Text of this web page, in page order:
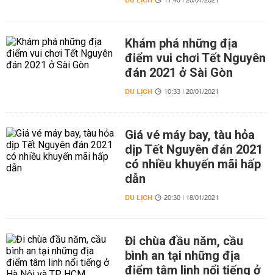
Khám phá những địa
điểm vui chơi Tết Nguyên
đán 2021 ở Sài Gòn
DU LỊCH 10:33 | 20/01/2021
Giá vé máy bay, tàu hỏa
dịp Tết Nguyên đán 2021
có nhiều khuyến mãi hấp
dẫn
DU LỊCH 20:30 | 18/01/2021
Đi chùa đầu năm, cầu
bình an tại những địa
điểm tâm linh nổi tiếng ở